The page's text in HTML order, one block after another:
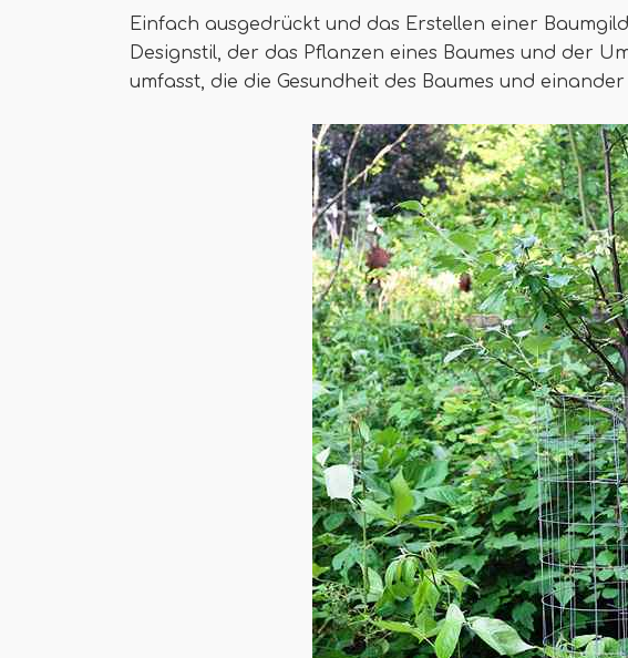
Einfach ausgedrückt und das Erstellen einer
Designstil, der das Pflanzen eines Baumes und der
umfasst, die die Gesundheit des Baumes und